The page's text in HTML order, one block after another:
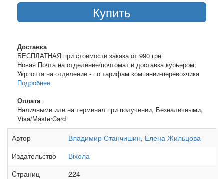
Купить
Доставка
БЕСПЛАТНАЯ при стоимости заказа от 990 грн
Новая Почта на отделение/почтомат и доставка курьером;
Укрпочта на отделение - по тарифам компании-перевозчика
Подробнее
Оплата
Наличными или на терминал при получении, Безналичными,
Visa/MasterCard
Автор Владимир Станчишин, Елена Жильцова
Издательство
Віхола
Cтраниц
224